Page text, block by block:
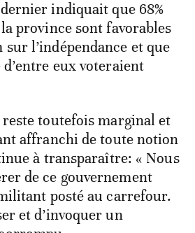
indiquait que 68%
province sont favorables
l’indépendance et que
eux voteraient
toutefois marginal et
affranchi de toute notion
à transparaître: « Nous
de ce gouvernement
posté au carrefour.
et d’invoquer un